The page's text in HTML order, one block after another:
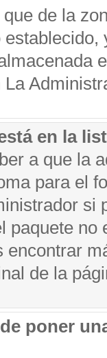
de la
en la
a que la
para el
si
paquete
encontrar
de la
poner